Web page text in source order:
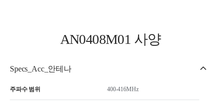
AN0408M01 사양
Specs_Acc_안테나
주파수 범위 400-416MHz